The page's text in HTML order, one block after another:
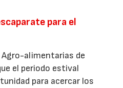
para el
alimentarias de
el periodo estival
para acercar los